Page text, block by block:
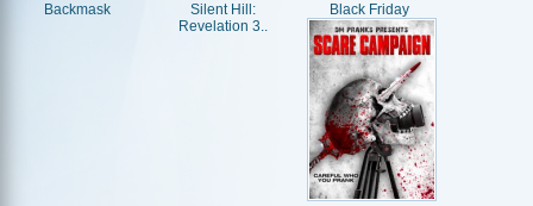
Backmask
Silent Hill:
Revelation 3..
Black Friday